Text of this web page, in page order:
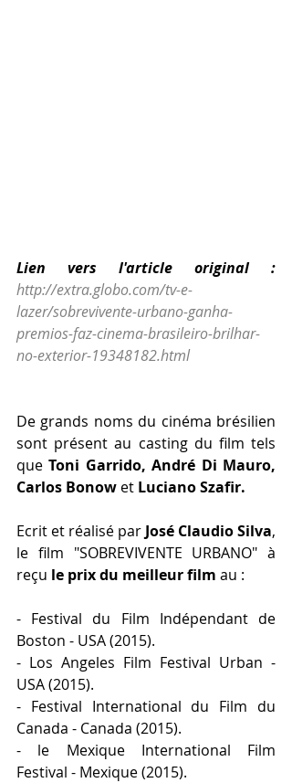
Lien vers l'article original :
http://extra.globo.com/tv-e-
lazer/sobrevivente-urbano-ganha-
premios-faz-cinema-brasileiro-brilhar-
no-exterior-19348182.html
De grands noms du cinéma brésilien
sont présent au casting du film tels
que Toni Garrido, André Di Mauro,
Carlos Bonow et Luciano Szafir.
Ecrit et réalisé par José Claudio Silva,
le film "SOBREVIVENTE URBANO" à
reçu le prix du meilleur film au :
- Festival du Film Indépendant de
Boston - USA (2015).
- Los Angeles Film Festival Urban -
USA (2015).
- Festival International du Film du
Canada - Canada (2015).
- le Mexique International Film
Festival - Mexique (2015).